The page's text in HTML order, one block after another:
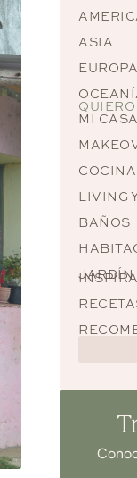
ASIA
EUROPA
MI CASA
COCINA
LIVING
BAÑOS
JARDÍN